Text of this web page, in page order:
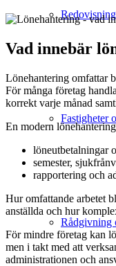
Redovisning
Fastigheter
Rådgivning
Vad innebär
Lönehantering omfattar
För många företag
korrekt varje månad
En modern
löneutbetalningar
semester,
rapportering och
Hur omfattande arbetet
anställda och hur
För mindre företag kan
men i takt med att
administrationen och